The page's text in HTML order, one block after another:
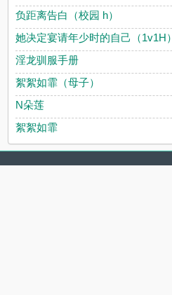
负距离告白（校园 h）
她决定宴请年少时的自己（1v1H）
淫龙驯服手册
絮絮如霏（母子）
N朵莲
絮絮如霏